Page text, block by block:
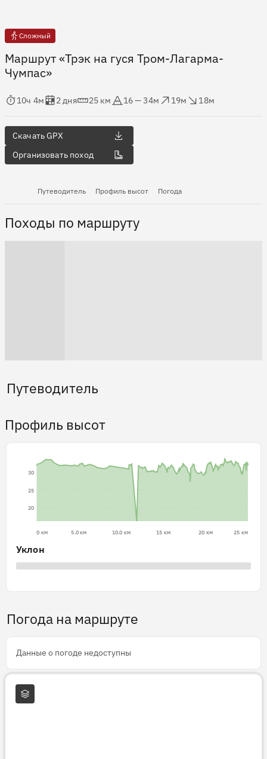
Сложный
Маршрут «Трэк на гуся Тром-Лагарма-
Чумпас»
в пути
10ч 4м
Оценка в днях
2 дня
25 км
16 — 34м
19м
18м
Скачать GPX
Организовать поход
Путеводитель Профиль высот Погода
Походы по маршруту
Путеводитель
Профиль высот
20
25
30
0 км 5.0 км 10.0 км 15 км 20 км 25 км
Уклон
Погода на маршруте
Данные о погоде недоступны